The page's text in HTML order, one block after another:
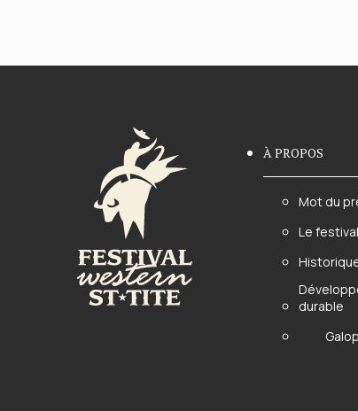
À PROPOS
Mot du
Le festival
durable
Galop